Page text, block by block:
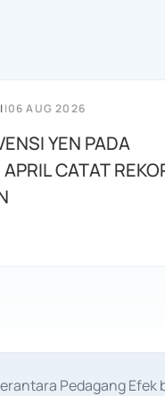
|06 AUG 2026
YEN PADA
CATAT
Pedagang